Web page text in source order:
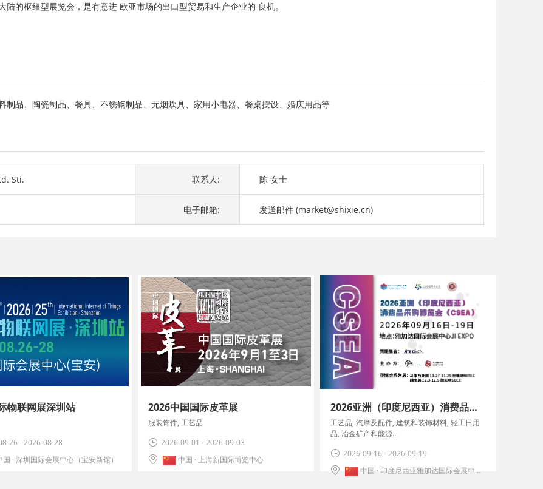
的枢纽型展览会，是有意进 欧亚市场的出口型贸易和生产企业的 良机。
品、陶瓷制品、餐具、不锈钢制品、无烟炊具、家用小电器、餐桌摆设、婚庆用品等
Sti. 联系人: 陈 女士
电子邮箱: 发送邮件 (market@shixie.cn)
物联网展深圳站
26 - 2026-08-28
国 · 深圳国际会展中心（宝安新馆）
2026中国国际皮革展
服装饰件, 工艺品
2026-09-01 - 2026-09-03
中国 · 上海新国际博览中心
2026亚洲（印度尼西亚）消费品采购博览会暨2026印尼雅加达国际 及贸易博览会
工艺品, 汽摩及配件, 建筑和装饰材料, 轻工日用
品, 冶金矿产和能源...
2026-09-16 - 2026-09-19
中国 · 印度尼西亚雅加达国际会展中心(JI Expo)